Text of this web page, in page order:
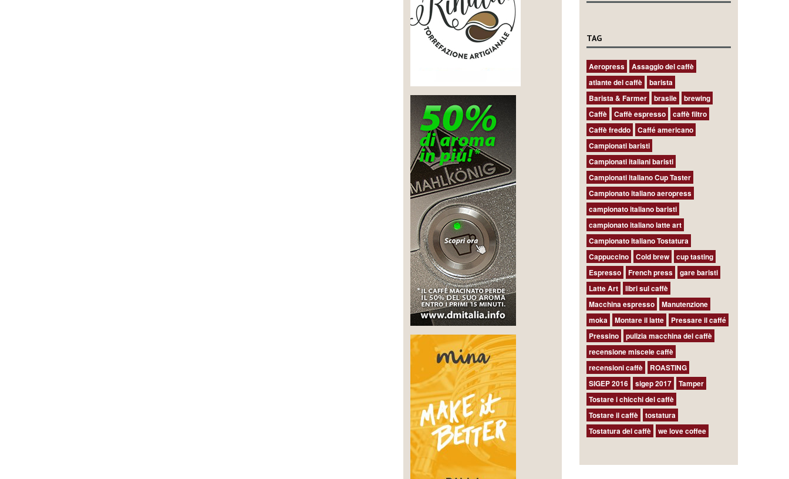
TAG
Aeropress
Assaggio del caffè
atlante del caffè
barista
Barista & Farmer
brasile
brewing
Caffè
Caffè espresso
caffè filtro
Caffè freddo
Caffé americano
Campionati baristi
Campionati italiani baristi
Campionati italiano Cup Taster
Campionato italiano aeropress
campionato italiano baristi
campionato italiano latte art
Campionato Italiano Tostatura
Cappuccino
Cold brew
cup tasting
Espresso
French press
gare baristi
Latte Art
libri sul caffè
Macchina espresso
Manutenzione
moka
Montare il latte
Pressare il caffé
Pressino
pulizia macchina del caffè
recensione miscele caffè
recensioni caffè
ROASTING
SIGEP 2016
sigep 2017
Tamper
Tostare i chicchi del caffè
Tostare il caffè
tostatura
Tostatura del caffè
we love coffee